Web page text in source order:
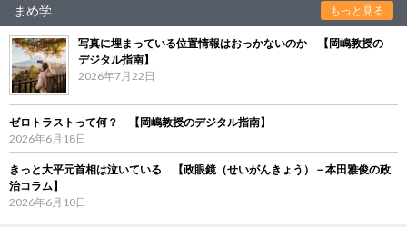
まめ学 もっと見る
写真に埋まっている位置情報はおっかないのか 【岡嶋教授の
デジタル指南】
2026年7月22日
ゼロトラストって何？ 【岡嶋教授のデジタル指南】
2026年6月18日
きっと大平元首相は泣いている 【政眼鏡（せいがんきょう）－本田雅俊の政
治コラム】
2026年6月10日